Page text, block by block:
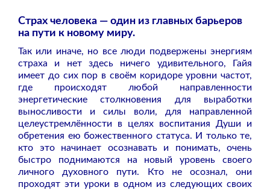
Страх человека — один из главных барьеров
на пути к новому миру.
Так или иначе, но все люди подвержены энергиям
страха и нет здесь ничего удивительного, Гайя
имеет до сих пор в своём коридоре уровни частот,
где происходят любой направленности
энергетические столкновения для выработки
выносливости и силы воли, для направленной
целеустремлённости в целях воспитания Души и
обретения ею божественного статуса. И только те,
кто это начинает осознавать и понимать, очень
быстро поднимаются на новый уровень своего
личного духовного пути. Кто не осознал, они
проходят эти уроки в одном из следующих своих